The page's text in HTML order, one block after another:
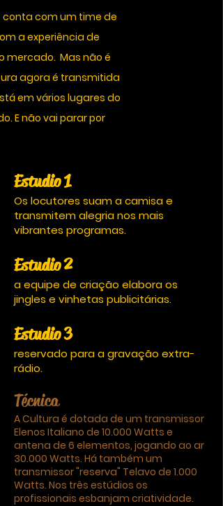
conta com um time de
a experiência de
mercado. Mas não é
agora é transmitida
em vários lugares do
E não vai parar por
Estudio 1
Os locutores suam a camisa e
transmitem alegria nos mais
vibrantes programas.
Estudio 2
a equipe de criação elabora os
jingles e vinhetas publicitárias.
Estudio 3
reservado para a gravação extra-
rádio.
Técnica
A Cultura é dotada de um transmissor
Elenos Italiano de 10.000 Watts e
antena de 6 elementos, jogando ao ar
30.000 Watts. Há também um
transmissor "reserva" Telavo de 1.000
Watts. Nos três estúdios os
profissionais esbanjam criatividade.